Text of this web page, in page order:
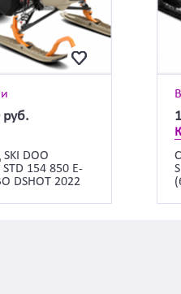
руб.
DOO
STD 154 850 E-
DSHOT 2022